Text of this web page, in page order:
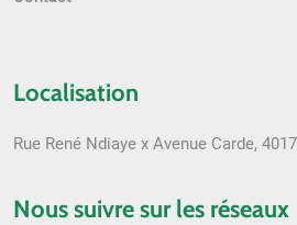
Localisation
Rue René Ndiaye x Avenue Carde,
Nous suivre sur les réseaux